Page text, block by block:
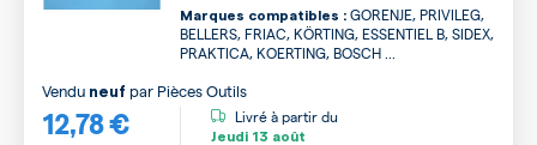
Marques compatibles : GORENJE, PRIVILEG,
BELLERS, FRIAC, KÖRTING, ESSENTIEL B, SIDEX,
PRAKTICA, KOERTING, BOSCH ...
12,78 €
Vendu neuf par Pièces Outils
Livré à partir du
Jeudi 13 août